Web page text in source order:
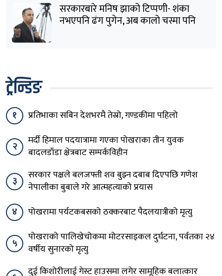
सरकारबारे मनिष झाको टिप्पणी- शंका
नभएपनि ढंग पुगेन, अब कालो चस्मा पनि
ट्रेन्डिङ
१ प्रतिभाका सबिन देशभरमै तेस्रो, गण्डकीमा पहिलो
२
मर्दी हिमाल पदयात्रामा गएका पोखराका तीन युवक
बादलडाँडा क्षेत्रबाट सम्पर्कविहीन
३
सरकार पक्षले बलजफ्ती शव बुझ्न दबाब दिएपछि गणेश
नेपालीका बुबाले गरे आत्महत्याको प्रयास
४
पोखरामा पर्यटकबसको ठक्करबाट पैदलयात्रीको मृत्यु
५
पोखराको पालिखेचोकमा मोटरसाइकल दुर्घटना, पर्वतका २४
वर्षीय सुनारको मृत्यु
दुई किशोरीलाई गेस्ट हाउसमा लगेर सामूहिक बलात्कार